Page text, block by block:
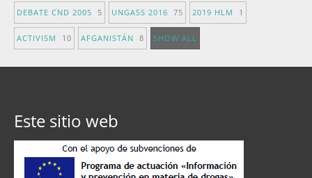
DEBATE CND 2005 5 UNGASS 2016 75 2019 HLM 1
ACTIVISM 10 AFGANISTÁN 8 SHOW ALL
Este sitio web